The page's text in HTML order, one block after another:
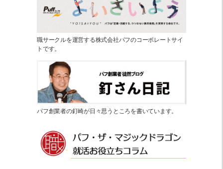
職サークルを運営する株式会社パフのコーポレートサイ
トです。
パフ創業者の釘崎が日々思うところを書いています。